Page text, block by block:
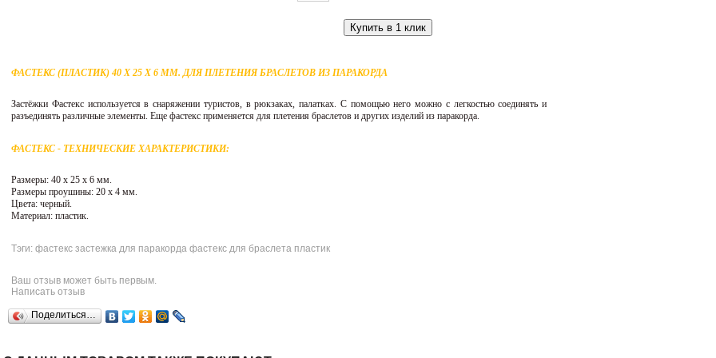
Купить в 1 клик
ФАСТЕКС (ПЛАСТИК) 40 Х 25 Х 6 ММ. ДЛЯ ПЛЕТЕНИЯ БРАСЛЕТОВ ИЗ ПАРАКОРДА
Застёжки Фастекс используется в снаряжении туристов, в рюкзаках, палатках. С помощью него можно с легкостью соединять и
разъединять различные элементы. Еще фастекс применяется для плетения браслетов и других изделий из паракорда.
ФАСТЕКС - ТЕХНИЧЕСКИЕ ХАРАКТЕРИСТИКИ:
Размеры: 40 х 25 х 6 мм.
Размеры проушины: 20 х 4 мм.
Цвета: черный.
Материал: пластик.
Тэги: фастекс застежка для паракорда фастекс для браслета пластик
Ваш отзыв может быть первым.
Написать отзыв
Поделиться…